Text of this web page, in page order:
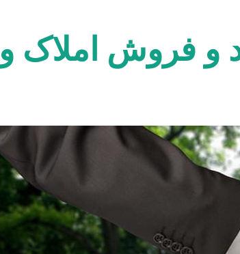
و فروش املاک